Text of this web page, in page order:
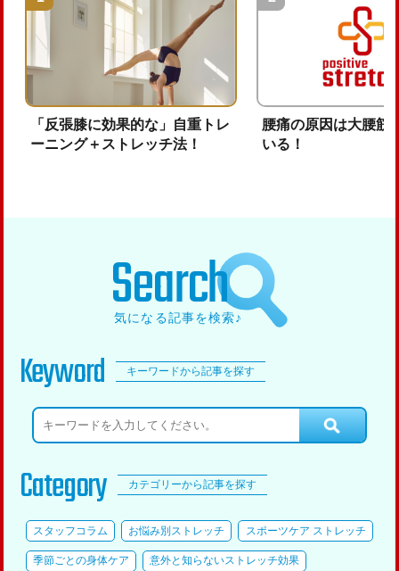
「反張膝に効果的な」自重トレ
ーニング＋ストレッチ法！
腰痛の原因は大腰筋
いる！
Search
気になる記事を検索♪
Keyword キーワードから記事を探す
Category カテゴリーから記事を探す
スタッフコラム お悩み別ストレッチ スポーツケア ストレッチ
季節ごとの身体ケア 意外と知らないストレッチ効果